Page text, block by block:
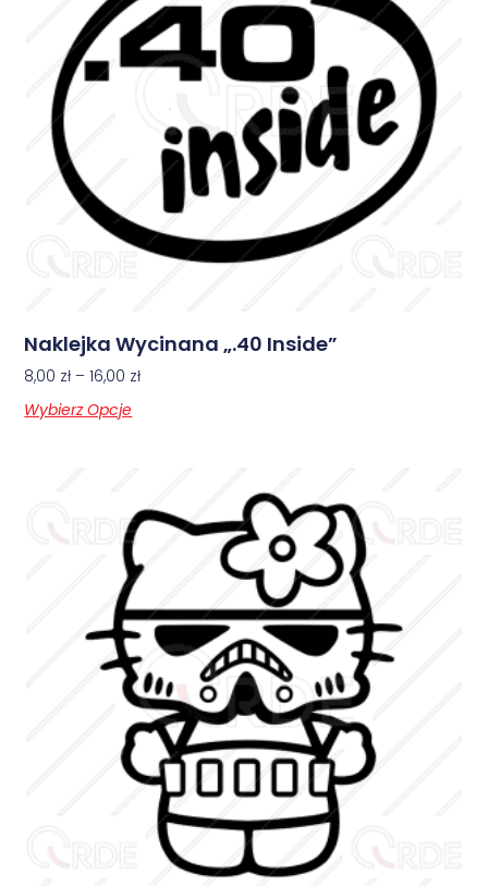
Naklejka Wycinana „.40 Inside”
8,00 zł – 16,00 zł
Wybierz Opcje